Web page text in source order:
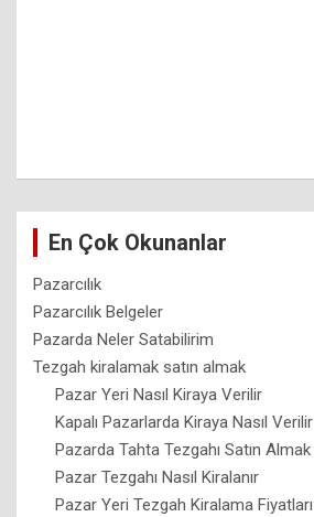
En Çok Okunanlar
Pazarcılık
Pazarcılık Belgeler
Pazarda Neler Satabilirim
Tezgah kiralamak satın almak
Pazar Yeri Nasıl Kiraya Verilir
Kapalı Pazarlarda Kiraya Nasıl Verilir
Pazarda Tahta Tezgahı Satın Almak
Pazar Tezgahı Nasıl Kiralanır
Pazar Yeri Tezgah Kiralama Fiyatları